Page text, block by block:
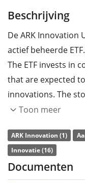
Beschrijving
De ARK Innovation
actief beheerde ETF.
The ETF invests in
that are expected
innovations. The
to ESG criteria
The ETF'sTER
p.a.
. The dividends
Toon meer
ARK Innovation (1)
Innovatie (16)
Documenten